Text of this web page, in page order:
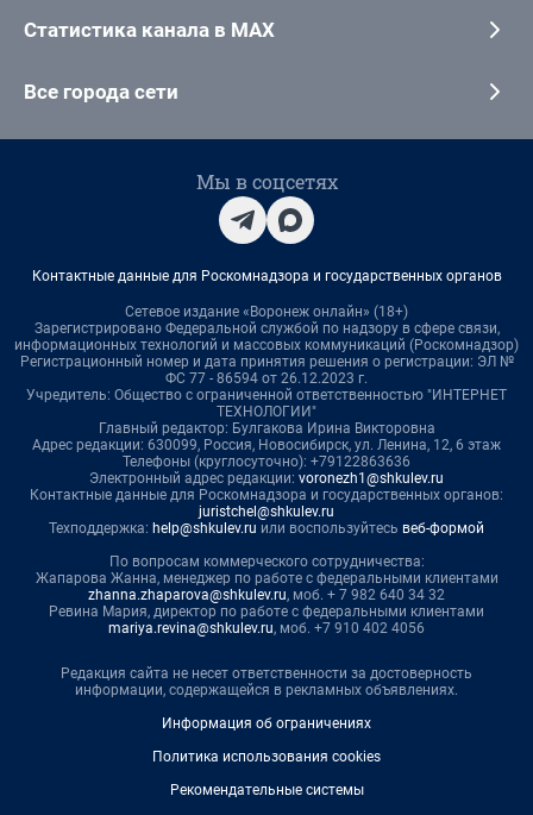
Статистика канала в MAX
Все города сети
Мы в соцсетях
Контактные данные для Роскомнадзора и государственных органов
Сетевое издание «Воронеж онлайн» (18+)
Зарегистрировано Федеральной службой по надзору в сфере связи,
информационных технологий и массовых коммуникаций (Роскомнадзор)
Регистрационный номер и дата принятия решения о регистрации: ЭЛ №
ФС 77 - 86594 от 26.12.2023 г.
Учредитель: Общество с ограниченной ответственностью "ИНТЕРНЕТ
ТЕХНОЛОГИИ"
Главный редактор: Булгакова Ирина Викторовна
Адрес редакции: 630099, Россия, Новосибирск, ул. Ленина, 12, 6 этаж
Телефоны (круглосуточно): +79122863636
Электронный адрес редакции: voronezh1@shkulev.ru
Контактные данные для Роскомнадзора и государственных органов:
juristchel@shkulev.ru
Техподдержка: help@shkulev.ru или воспользуйтесь веб-формой
По вопросам коммерческого сотрудничества:
Жапарова Жанна, менеджер по работе с федеральными клиентами
zhanna.zhaparova@shkulev.ru, моб. + 7 982 640 34 32
Ревина Мария, директор по работе с федеральными клиентами
mariya.revina@shkulev.ru, моб. +7 910 402 4056
Редакция сайта не несет ответственности за достоверность
информации, содержащейся в рекламных объявлениях.
Информация об ограничениях
Политика использования cookies
Рекомендательные системы